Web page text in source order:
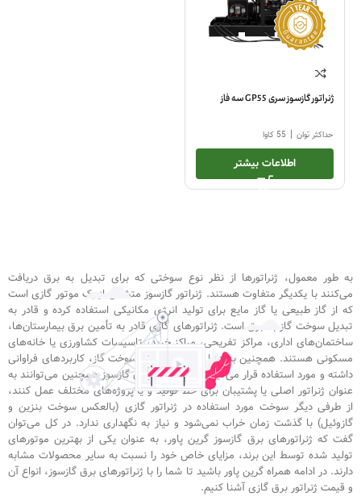
ژنراتور گازسوز سری GP55 سه فاز
حداکثر توان | 55 کاوا
اطلاعات بیشتر
به طور معمول، ژنراتورها از نظر نوع سوختی که برای تبدیل به برق دریافت
می‌کنند با یکدیگر متفاوت هستند. ژنراتور گازسوز متشکل از یک موتور گازی است
که از گاز طبیعی یا گاز مایع برای تولید انرژی مکانیکی استفاده کرده و قادر به
تبدیل سوخت گاز به برق است. ژنراتورهای گازی قادر به تأمین برق بیمارستان‌ها،
ساختمان‌های اداری، مراکز تفریحی، مراکز خرید، تاسیسات کشاورزی یا خانه‌های
مسکونی هستند. همچنین به دلیل دسترسی بهتر سوخت گاز، کاربردهای فراوانی
داشته و مورد استفاده قرار می‌گیرند. ژنراتورهای برق گازسوز همچنین می‌توانند به
عنوان ژنراتور اصلی یا پشتیبان برای خط تولید و یا پروژه‌های مختلف عمل کنند،
از طرفی دیگر سوخت مورد استفاده در ژنراتور گازی (بالعکس سوخت بنزین و
گازوئیل) با گذشت زمان خراب نمی‌شود و نیاز به نگهداری ندارد. در کل می‌توان
گفت که ژنراتورهای برق گازسوز گرین پاور، به عنوان یکی از بهترین موتورهای
تولید شده توسط این برند، مزایای خاص خود را نسبت به سایر محصولات مشابه
دارند. در ادامه همراه گرین پاور باشید تا شما را با ژنراتورهای برق گازسوز، انواع آن
و قیمت ژنراتور برق گازی آشنا کنیم.